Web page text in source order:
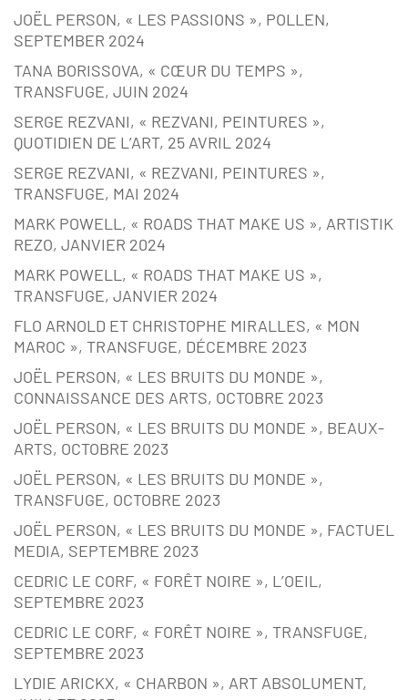
JOËL PERSON, « LES PASSIONS », POLLEN,
SEPTEMBER 2024
TANA BORISSOVA, « CŒUR DU TEMPS »,
TRANSFUGE, JUIN 2024
SERGE REZVANI, « REZVANI, PEINTURES »,
QUOTIDIEN DE L’ART, 25 AVRIL 2024
SERGE REZVANI, « REZVANI, PEINTURES »,
TRANSFUGE, MAI 2024
MARK POWELL, « ROADS THAT MAKE US », ARTISTIK
REZO, JANVIER 2024
MARK POWELL, « ROADS THAT MAKE US »,
TRANSFUGE, JANVIER 2024
FLO ARNOLD ET CHRISTOPHE MIRALLES, « MON
MAROC », TRANSFUGE, DÉCEMBRE 2023
JOËL PERSON, « LES BRUITS DU MONDE »,
CONNAISSANCE DES ARTS, OCTOBRE 2023
JOËL PERSON, « LES BRUITS DU MONDE », BEAUX-
ARTS, OCTOBRE 2023
JOËL PERSON, « LES BRUITS DU MONDE »,
TRANSFUGE, OCTOBRE 2023
JOËL PERSON, « LES BRUITS DU MONDE », FACTUEL
MEDIA, SEPTEMBRE 2023
CEDRIC LE CORF, « FORÊT NOIRE », L’OEIL,
SEPTEMBRE 2023
CEDRIC LE CORF, « FORÊT NOIRE », TRANSFUGE,
SEPTEMBRE 2023
LYDIE ARICKX, « CHARBON », ART ABSOLUMENT,